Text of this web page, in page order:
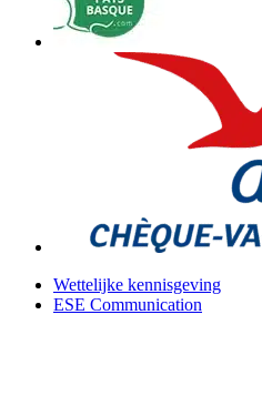
Wettelijke kennisgeving
ESE Communication